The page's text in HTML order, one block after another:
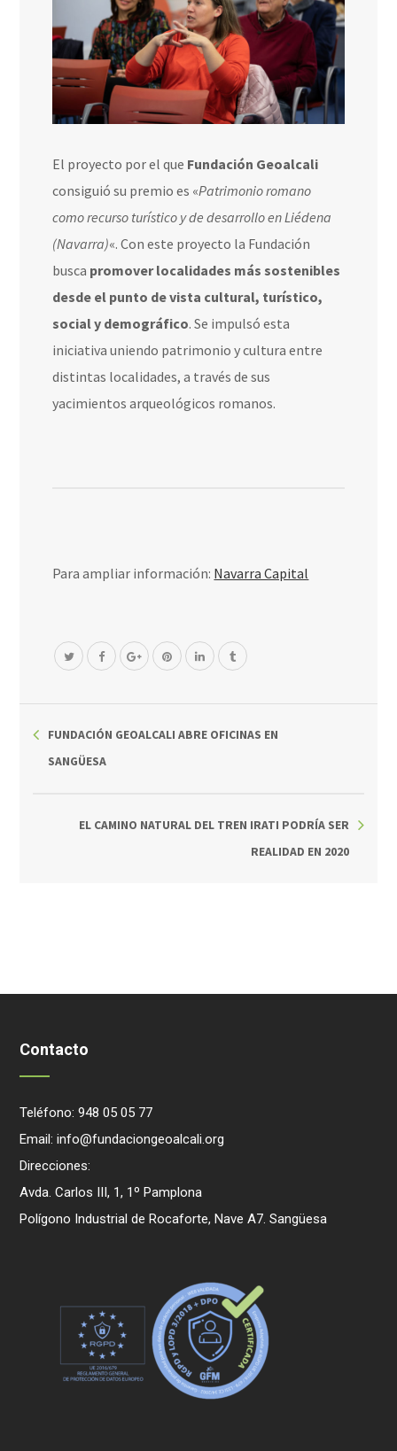
El proyecto por el que Fundación Geoalcali
consiguió su premio es «Patrimonio romano
como recurso turístico y de desarrollo en Liédena
(Navarra)«. Con este proyecto la Fundación
busca promover localidades más sostenibles
desde el punto de vista cultural, turístico,
social y demográfico. Se impulsó esta
iniciativa uniendo patrimonio y cultura entre
distintas localidades, a través de sus
yacimientos arqueológicos romanos.
Para ampliar información: Navarra Capital
FUNDACIÓN GEOALCALI ABRE OFICINAS EN
SANGÜESA
EL CAMINO NATURAL DEL TREN IRATI PODRÍA SER
REALIDAD EN 2020
Contacto
Teléfono: 948 05 05 77
Email: info@fundaciongeoalcali.org
Direcciones:
Avda. Carlos III, 1, 1º Pamplona
Polígono Industrial de Rocaforte, Nave A7. Sangüesa